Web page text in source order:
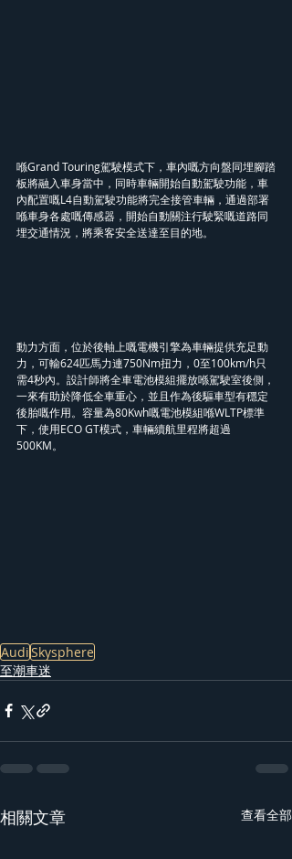
喺Grand Touring駕駛模式下，車內嘅方向盤同埋腳踏
板將融入車身當中，同時車輛開始自動駕駛功能，車
內配置嘅L4自動駕駛功能將完全接管車輛，通過部署
喺車身各處嘅傳感器，開始自動關注行駛緊嘅道路同
埋交通情況，將乘客安全送達至目的地。
動力方面，位於後軸上嘅電機引擎為車輛提供充足動
力，可輸624匹馬力連750Nm扭力，0至100km/h只
需4秒內。設計師將全車電池模組擺放喺駕駛室後側，
一來有助於降低全車重心，並且作為後驅車型有穩定
後胎嘅作用。容量為80Kwh嘅電池模組喺WLTP標準
下，使用ECO GT模式，車輛續航里程將超過
500KM。
AudiSkysphere
至潮車迷
相關文章 查看全部